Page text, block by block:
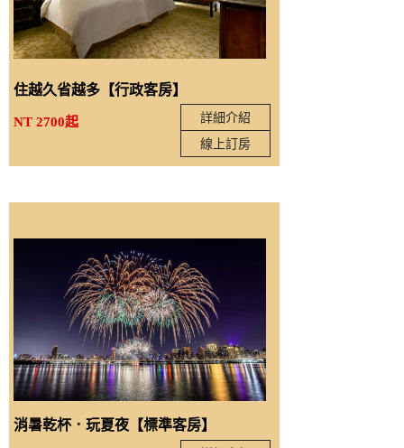
住越久省越多【行政客房】
NT 2700起
詳細介紹
線上訂房
消暑乾杯．玩夏夜【標準客房】